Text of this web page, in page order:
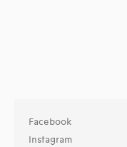
Facebook
Instagram